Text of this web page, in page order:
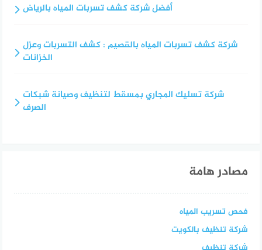
أفضل شركة كشف تسربات المياه بالرياض
شركة كشف تسربات المياه بالقصيم : كشف التسربات وعزل
الخزانات
شركة تسليك المجاري بمسقط لتنظيف وصيانة شبكات
الصرف
مصادر هامة
فحص تسريب المياه
شركة تنظيف بالكويت